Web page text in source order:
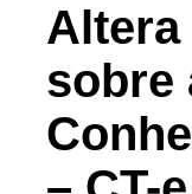
Altera
sobre